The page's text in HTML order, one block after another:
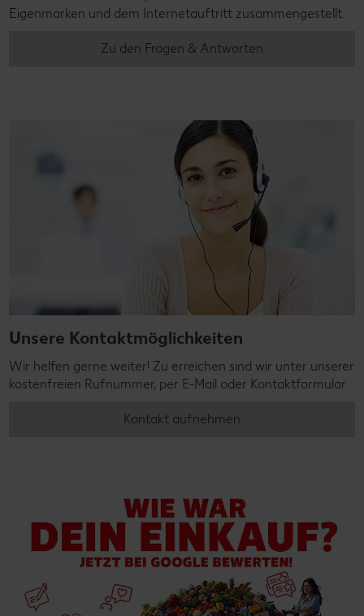
Eigenmarken und dem Internetauftritt zusammengestellt.
Zu den Fragen & Antworten
Unsere Kontaktmöglichkeiten
Wir helfen gerne weiter! Zu erreichen sind wir unter unserer
kostenfreien Rufnummer, per E-Mail oder Kontaktformular.
Kontakt aufnehmen